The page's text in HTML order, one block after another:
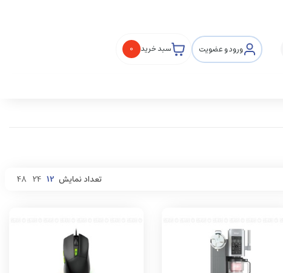
ورود و عضویت سبد خرید 0
تعداد نمایش 12
24
48